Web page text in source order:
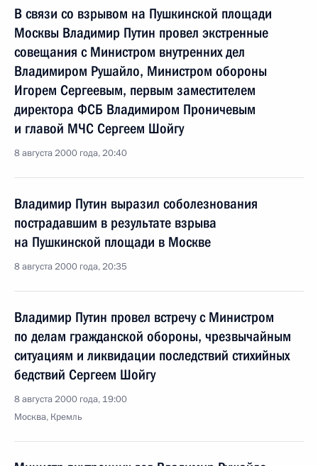
В связи со взрывом на Пушкинской площади
Москвы Владимир Путин провел экстренные
совещания с Министром внутренних дел
Владимиром Рушайло, Министром обороны
Игорем Сергеевым, первым заместителем
директора ФСБ Владимиром Проничевым
и главой МЧС Сергеем Шойгу
8 августа 2000 года, 20:40
Владимир Путин выразил соболезнования
пострадавшим в результате взрыва
на Пушкинской площади в Москве
8 августа 2000 года, 20:35
Владимир Путин провел встречу с Министром
по делам гражданской обороны, чрезвычайным
ситуациям и ликвидации последствий стихийных
бедствий Сергеем Шойгу
8 августа 2000 года, 19:00
Москва, Кремль